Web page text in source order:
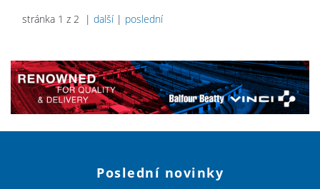
stránka 1 z 2 | další| poslední
Poslední novinky